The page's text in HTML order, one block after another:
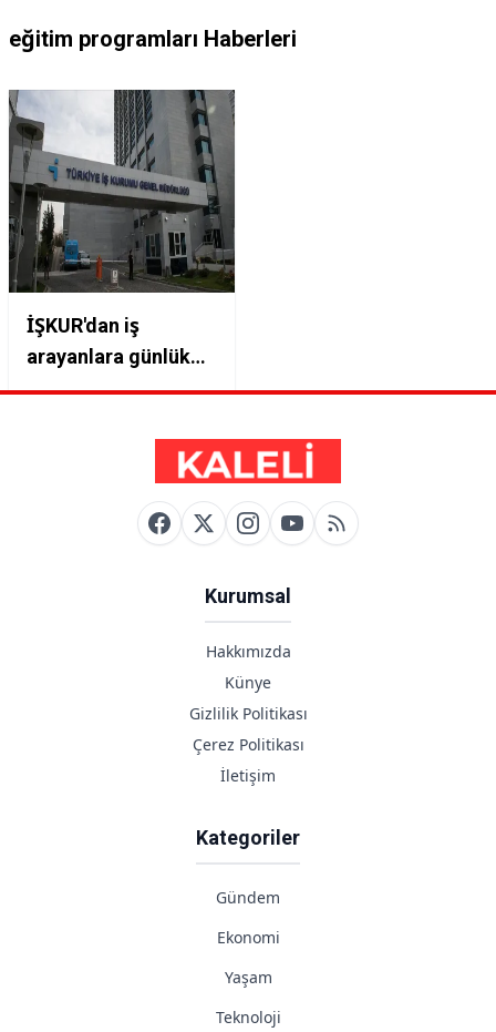
eğitim programları Haberleri
İŞKUR'dan iş
arayanlara günlük
harçlık fırsatı!
oturduğunuz yerde
Kurumsal
Hakkımızda
Künye
Gizlilik Politikası
Çerez Politikası
İletişim
Kategoriler
Gündem
Ekonomi
Yaşam
Teknoloji